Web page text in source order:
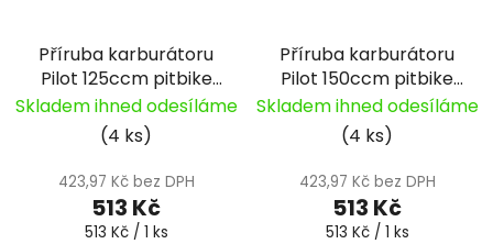
Příruba karburátoru
Pilot 125ccm pitbike
YCF
Skladem ihned odesíláme
(4 ks)
423,97 Kč bez DPH
513 Kč
Měrná
513 Kč / 1 ks
Příruba karburátoru
Pilot 150ccm pitbike
YCF
Skladem ihned odesíláme
(4 ks)
423,97 Kč bez DPH
513 Kč
Měrná
513 Kč / 1 ks